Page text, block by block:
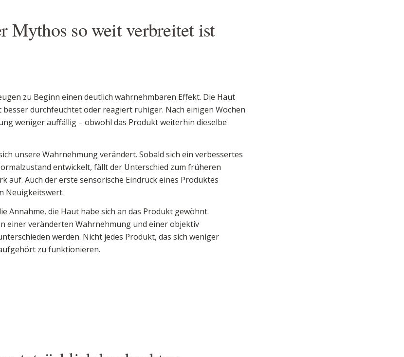
Mythos so weit verbreitet ist
zu Beginn einen deutlich wahrnehmbaren Effekt. Die Haut
durchfeuchtet oder reagiert ruhiger. Nach einigen Wochen
weniger auffällig – obwohl das Produkt weiterhin dieselbe
unsere Wahrnehmung verändert. Sobald sich ein verbessertes
entwickelt, fällt der Unterschied zum früheren
auf. Auch der erste sensorische Eindruck eines Produktes
Neuigkeitswert.
Annahme, die Haut habe sich an das Produkt gewöhnt.
einer veränderten Wahrnehmung und einer objektiv
werden. Nicht jedes Produkt, das sich weniger
zu funktionieren.